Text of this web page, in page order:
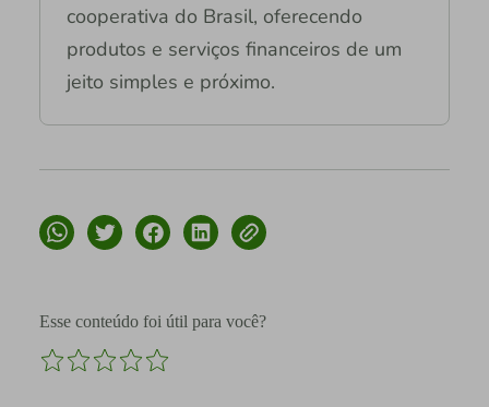
cooperativa do Brasil, oferecendo
produtos e serviços financeiros de um
jeito simples e próximo.
Esse conteúdo foi útil para você?